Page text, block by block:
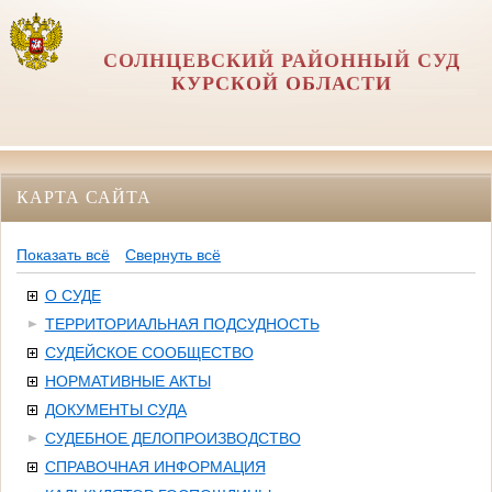
СОЛНЦЕВСКИЙ РАЙОННЫЙ СУД
КУРСКОЙ ОБЛАСТИ
КАРТА САЙТА
Показать всё Свернуть всё
О СУДЕ
ТЕРРИТОРИАЛЬНАЯ ПОДСУДНОСТЬ
СУДЕЙСКОЕ СООБЩЕСТВО
НОРМАТИВНЫЕ АКТЫ
ДОКУМЕНТЫ СУДА
СУДЕБНОЕ ДЕЛОПРОИЗВОДСТВО
СПРАВОЧНАЯ ИНФОРМАЦИЯ